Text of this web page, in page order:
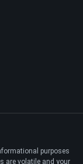
purposes
are volatile and your